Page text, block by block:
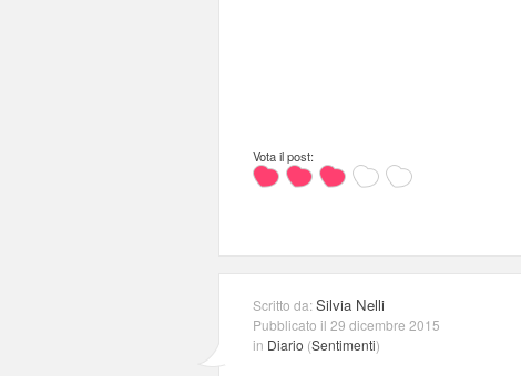
Vota il post:
Scritto da:Silvia Nelli
Pubblicato il 29 dicembre 2015
in Diario (Sentimenti)